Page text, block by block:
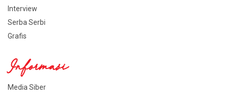
Interview
Serba Serbi
Grafis
Informasi
Media Siber